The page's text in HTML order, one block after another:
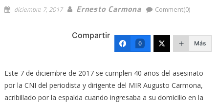
diciembre 7, 2017 Ernesto Carmona Comment(0)
Compartir
0 Más
Este 7 de diciembre de 2017 se cumplen 40 años del asesinato
por la CNI del periodista y dirigente del MIR Augusto Carmona,
acribillado por la espalda cuando ingresaba a su domicilio en la